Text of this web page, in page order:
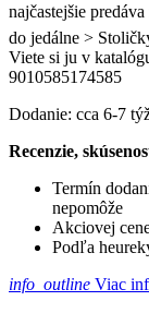
najčastejšie
do jedálne >
Viete si ju v
9010585174585
Dodanie: cca 6-7
Recenzie,
Termín
nepomôže
Akciovej
Podľa
info_outline Viac